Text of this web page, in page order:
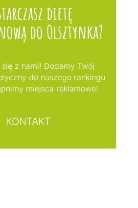
dietę
do Olsztynka?
się z nami! Dodamy Twój
do naszego rankingu
miejsca reklamowe!
KONTAKT